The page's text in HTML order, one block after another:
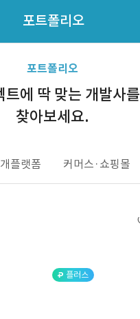
포트폴리오
포트폴리오
트에 딱 맞는 개발사를
찾아보세요.
플랫폼 커머스·쇼핑몰
플러스